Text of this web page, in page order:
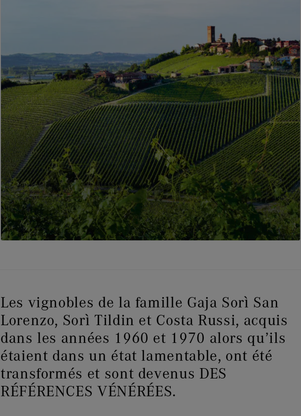
Les vignobles de la famille Gaja Sorì San
Lorenzo, Sorì Tildin et Costa Russi, acquis
dans les années 1960 et 1970 alors qu’ils
étaient dans un état lamentable, ont été
transformés et sont devenus DES
RÉFÉRENCES VÉNÉRÉES.